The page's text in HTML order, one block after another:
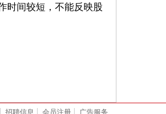
时间较短，不能反映股
招聘信息 会员注册 广告服务